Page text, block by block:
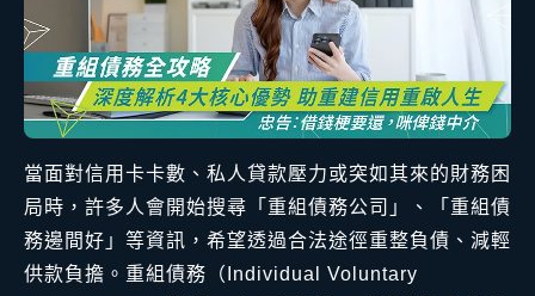
當面對信用卡卡數、私人貸款壓力或突如其來的財務困
局時，許多人會開始搜尋「重組債務公司」、「重組債
務邊間好」等資訊，希望透過合法途徑重整負債、減輕
供款負擔。重組債務（Individual Voluntary